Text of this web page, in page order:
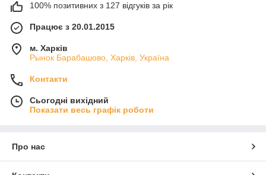
100% позитивних з 127 відгуків за рік
Працює з 20.01.2015
м. Харків
Рынок Барабашово, Харків, Україна
Контакти
Сьогодні вихідний
Показати весь графік роботи
Про нас